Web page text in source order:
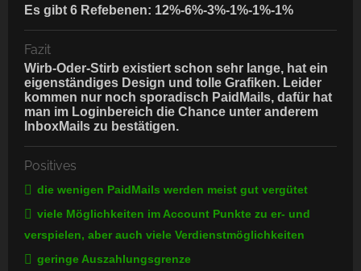
Es gibt 6 Refebenen: 12%-6%-3%-1%-1%-1%
Fazit
Wirb-Oder-Stirb existiert schon sehr lange, hat ein
eigenständiges Design und tolle Grafiken. Leider
kommen nur noch sporadisch PaidMails, dafür hat
man im Loginbereich die Chance unter anderem
InboxMails zu bestätigen.
Positives
die wenigen PaidMails werden meist gut vergütet
viele Möglichkeiten im Account Punkte zu er- und
verspielen, aber auch viele Verdienstmöglichkeiten
geringe Auszahlungsgrenze